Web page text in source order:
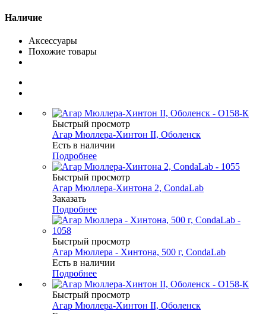
Наличие
Аксессуары
Похожие товары
Быстрый просмотр
Агар Мюллера-Хинтон II, Оболенск
Есть в наличии
Подробнее
Быстрый просмотр
Агар Мюллера-Хинтона 2, CondaLab
Заказать
Подробнее
Быстрый просмотр
Агар Мюллера - Хинтона, 500 г, CondaLab
Есть в наличии
Подробнее
Быстрый просмотр
Агар Мюллера-Хинтон II, Оболенск